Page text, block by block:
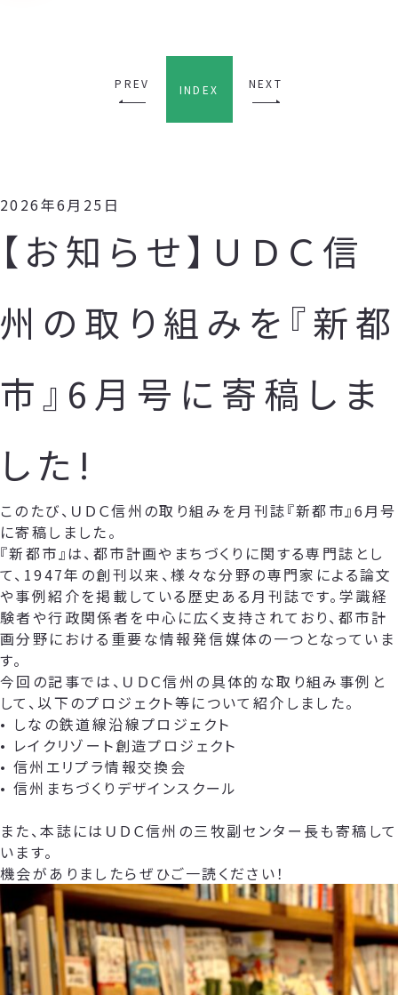
PREV INDEX NEXT
2026年6月25日
【お知らせ】ＵＤＣ信
州の取り組みを『新都
市』6月号に寄稿しま
した!
このたび、ＵＤＣ信州の取り組みを月刊誌『新都市』6月号
に寄稿しました。
『新都市』は、都市計画やまちづくりに関する専門誌とし
て、1947年の創刊以来、様々な分野の専門家による論文
や事例紹介を掲載している歴史ある月刊誌です。学識経
験者や行政関係者を中心に広く支持されており、都市計
画分野における重要な情報発信媒体の一つとなっていま
す。
今回の記事では、ＵＤＣ信州の具体的な取り組み事例と
して、以下のプロジェクト等について紹介しました。
• しなの鉄道線沿線プロジェクト
• レイクリゾート創造プロジェクト
• 信州エリプラ情報交換会
• 信州まちづくりデザインスクール
また、本誌にはＵＤＣ信州の三牧副センター長も寄稿して
います。
機会がありましたらぜひご一読ください！